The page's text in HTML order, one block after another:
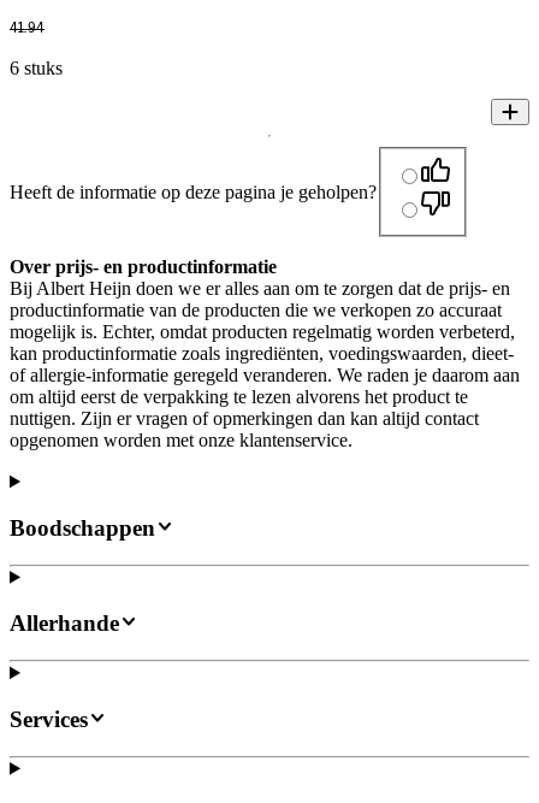
41.94
6 stuks
Heeft de informatie op deze pagina je geholpen?
Over prijs- en productinformatie
Bij Albert Heijn doen we er alles aan om te zorgen dat de prijs- en
productinformatie van de producten die we verkopen zo accuraat
mogelijk is. Echter, omdat producten regelmatig worden verbeterd,
kan productinformatie zoals ingrediënten, voedingswaarden, dieet-
of allergie-informatie geregeld veranderen. We raden je daarom aan
om altijd eerst de verpakking te lezen alvorens het product te
nuttigen. Zijn er vragen of opmerkingen dan kan altijd contact
opgenomen worden met onze klantenservice.
Boodschappen
Allerhande
Services